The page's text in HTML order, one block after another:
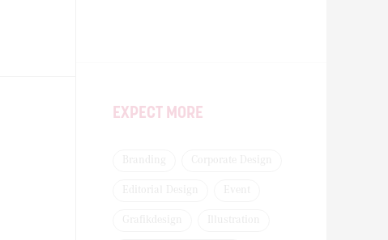
EXPECT MORE
Branding Corporate Design
Editorial Design
Grafikdesign